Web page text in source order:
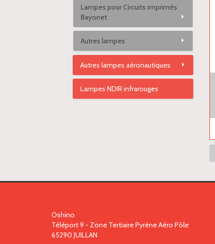
Lampes pour Circuits imprimés
Bayonet
Autres lampes
Autres lampes aéronautiques
Lampes NDIR infrarouges
Oshino
Téléport 9 - Zone Tertiaire Pyrène Aéro Pôle
65290 JUILLAN